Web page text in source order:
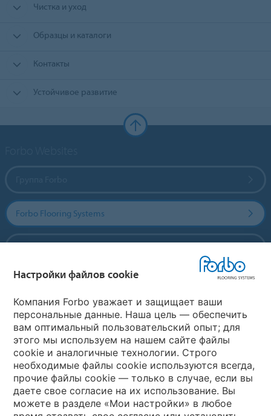
Чистка и уход
Образцы и каталоги
Контакты
Устойчивое развитие
Forbo Flooring Systems
Выберите страну
Выберите вашу страну
My Forbo
Где купить
Настройки файлов cookie
Компания Forbo уважает и защищает ваши
персональные данные. Наша цель — обеспечить
вам оптимальный пользовательский опыт; для
этого мы используем на нашем сайте файлы
cookie и аналогичные технологии. Строго
необходимые файлы cookie используются всегда,
прочие файлы cookie — только в случае, если вы
даете свое согласие на их использование. Вы
можете в разделе «Мои настройки» в любое